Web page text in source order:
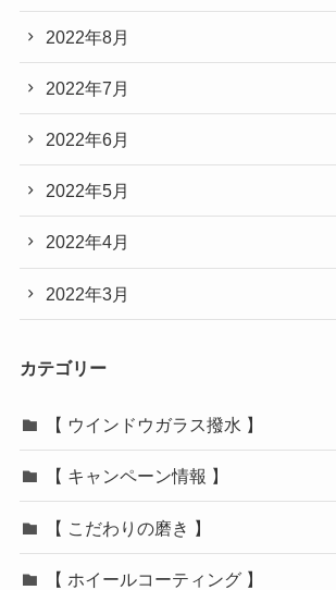
2022年8月
2022年7月
2022年6月
2022年5月
2022年4月
2022年3月
カテゴリー
【 ウインドウガラス撥水 】
【 キャンペーン情報 】
【 こだわりの磨き 】
【 ホイールコーティング 】